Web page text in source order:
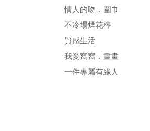
情人的吻．圍巾
不冷場煙花棒
質感生活
我愛寫寫．畫畫
一件專屬有緣人